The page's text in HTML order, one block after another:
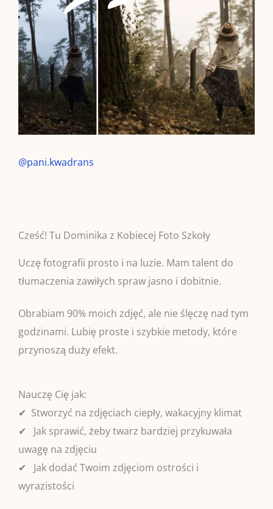
@pani.kwadrans
Cześć! Tu Dominika z Kobiecej Foto Szkoły
Uczę fotografii prosto i na luzie. Mam talent do
tłumaczenia zawiłych spraw jasno i dobitnie.
Obrabiam 90% moich zdjęć, ale nie ślęczę nad tym
godzinami. Lubię proste i szybkie metody, które
przynoszą duży efekt.
Nauczę Cię jak:
✔ Stworzyć na zdjęciach ciepły, wakacyjny klimat
✔ Jak sprawić, żeby twarz bardziej przykuwała
uwagę na zdjęciu
✔ Jak dodać Twoim zdjęciom ostrości i
wyrazistości